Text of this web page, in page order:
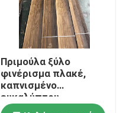
Πριμούλα ξύλο
φινέρισμα πλακέ,
καπνισμένο
ευκαλύπτου
φινέρισμα 0,5 mm για